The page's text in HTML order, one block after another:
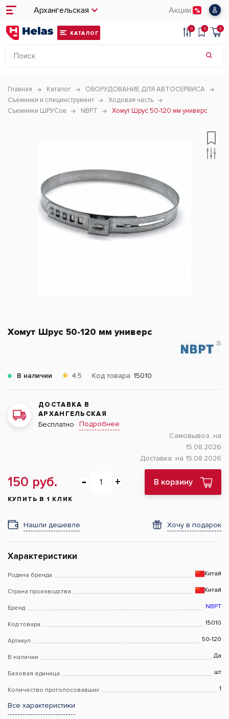
Архангельская Акции
КАТАЛОГ
0 0 0
Главная Каталог
ОБОРУДОВАНИЕ ДЛЯ АВТОСЕРВИСА
Съемники и специнструмент
Ходовая часть
Съемники ШРУСов
NBPT Хомут Шрус 50-120 мм универс
Хомут Шрус 50-120 мм универс
В наличии 4.5 Код товара 15010
ДОСТАВКА В
АРХАНГЕЛЬСКАЯ
Бесплатно
Подробнее
Самовывоз: на
15.08.2026
Доставка: на 15.08.2026
150 руб. В корзину
КУПИТЬ В 1 КЛИК
Нашли дешевле Хочу в подарок
Характеристики
Родина бренда Китай
Страна производства Китай
Бренд NBPT
Код товара 15010
Артикул 50-120
В наличии Да
Базовая единица шт
Количество проголосовавших 1
Все характеристики